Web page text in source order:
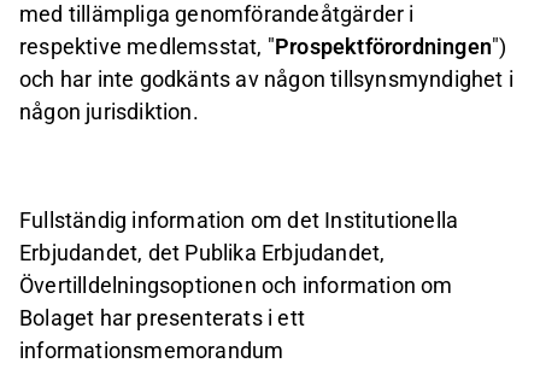
med tillämpliga genomförandeåtgärder i
respektive medlemsstat, "Prospektförordningen")
och har inte godkänts av någon tillsynsmyndighet i
någon jurisdiktion.
Fullständig information om det Institutionella
Erbjudandet, det Publika Erbjudandet,
Övertilldelningsoptionen och information om
Bolaget har presenterats i ett
informationsmemorandum